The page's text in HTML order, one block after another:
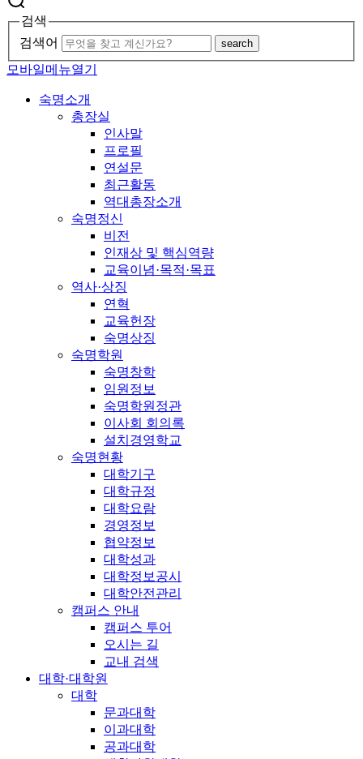
검색
검색어
search
모바일메뉴열기
숙명소개
총장실
인사말
프로필
연설문
최근활동
역대총장소개
숙명정신
비전
인재상 및 핵심역량
교육이념·목적·목표
역사·상징
연혁
교육헌장
숙명상징
숙명학원
숙명창학
임원정보
숙명학원정관
이사회 회의록
설치경영학교
숙명현황
대학기구
대학규정
대학요람
경영정보
협약정보
대학성과
대학정보공시
대학안전관리
캠퍼스 안내
캠퍼스 투어
오시는 길
교내 검색
대학·대학원
대학
문과대학
이과대학
공과대학